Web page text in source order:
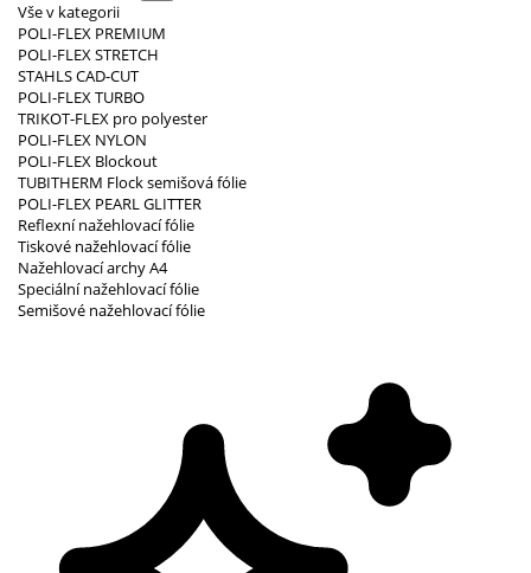
Vše v kategorii
POLI-FLEX PREMIUM
POLI-FLEX STRETCH
STAHLS CAD-CUT
POLI-FLEX TURBO
TRIKOT-FLEX pro polyester
POLI-FLEX NYLON
POLI-FLEX Blockout
TUBITHERM Flock semišová fólie
POLI-FLEX PEARL GLITTER
Reflexní nažehlovací fólie
Tiskové nažehlovací fólie
Nažehlovací archy A4
Speciální nažehlovací fólie
Semišové nažehlovací fólie